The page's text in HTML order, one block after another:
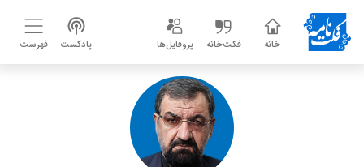
خانه فکت‌خانه پروفایل‌ها پادکست فهرست